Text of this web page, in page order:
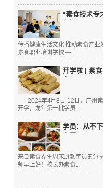
“素食技术专
传播健康生活文化 推动素食产业
素食职业培训学校 —...
开学啦 | 素
食...
2024年4月8日-12日，广州素
开学，龙年第一批学员...
学员：从不
来自素食养生周末班黎学员的
师早上好！校长办素食...